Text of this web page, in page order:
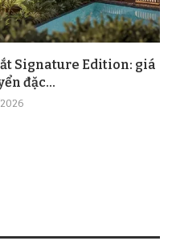
Signature Edition: giá
đặc...